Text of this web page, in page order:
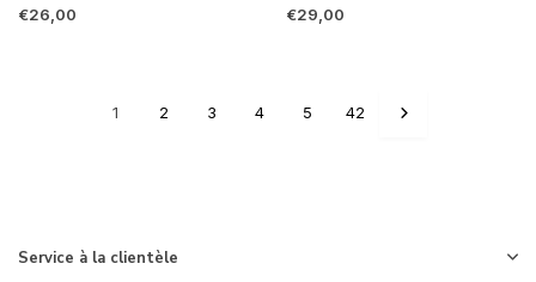
€26,00 €29,00
1 2 3 4 5 42
Service à la clientèle